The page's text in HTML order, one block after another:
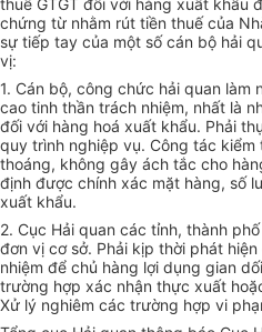
thuế GTGT đối với hàng xuất khẩu
chứng từ nhằm rút tiền thuế của
sự tiếp tay của một số cán bộ hải
vị:
1. Cán bộ, công chức hải quan làm
cao tinh thần trách nhiệm, nhất là
đối với hàng hoá xuất khẩu. Phải
quy trình nghiệp vụ. Công tác
thoáng, không gây ách tắc cho
định được chính xác mặt hàng, số
xuất khẩu.
2. Cục Hải quan các tỉnh, thành
đơn vị cơ sở. Phải kịp thời phát
nhiệm để chủ hàng lợi dụng gian
trường hợp xác nhận thực xuất
Xử lý nghiêm các trường hợp vi